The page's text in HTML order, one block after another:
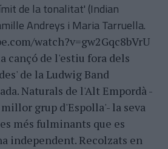
de la tonalitat' (Indian
Andreys i Maria Tarruella.
watch?v=gw2Gqc8bVrU
cançó de l'estiu fora dels
de la Ludwig Band
Naturals de l'Alt Empordà -
grup d'Espolla'- la seva
més fulminants que es
independent. Recolzats en